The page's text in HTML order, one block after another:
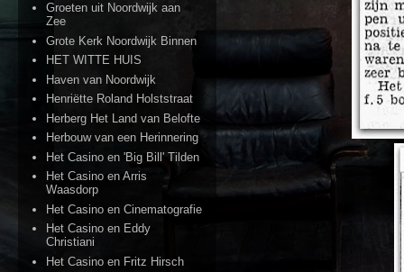
Groeten uit Noordwijk aan
Zee
Grote Kerk Noordwijk Binnen
HET WITTE HUIS
Haven van Noordwijk
Henriëtte Roland Holststraat
Herberg Het Land van Belofte
Herbouw van een Herinnering
Het Casino en 'Big Bill' Tilden
Het Casino en Arris
Waasdorp
Het Casino en Cinematografie
Het Casino en Eddy
Christiani
Het Casino en Fritz Hirsch